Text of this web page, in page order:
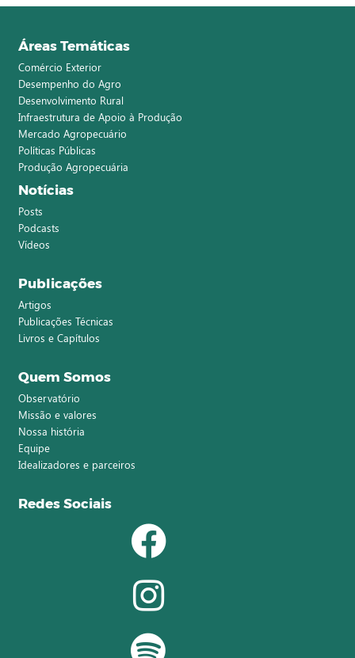
Áreas Temáticas
Comércio Exterior
Desempenho do Agro
Desenvolvimento Rural
Infraestrutura de Apoio à Produção
Mercado Agropecuário
Políticas Públicas
Produção Agropecuária
Notícias
Posts
Podcasts
Vídeos
Publicações
Artigos
Publicações Técnicas
Livros e Capítulos
Quem Somos
Observatório
Missão e valores
Nossa história
Equipe
Idealizadores e parceiros
Redes Sociais